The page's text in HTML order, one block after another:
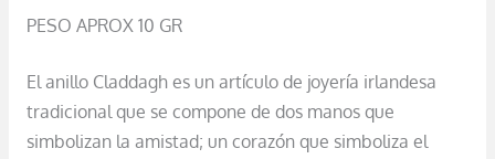
PESO APROX 10 GR
El anillo Claddagh es un artículo de joyería irlandesa
tradicional que se compone de dos manos que
simbolizan la amistad; un corazón que simboliza el